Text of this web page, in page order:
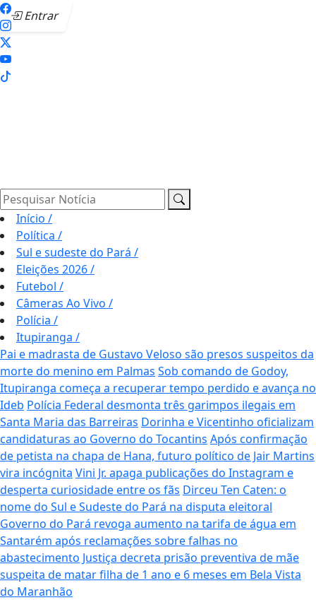
Entrar
Pesquisar Notícia
Início /
Política /
Sul e sudeste do Pará /
Eleições 2026/
Futebol /
Câmeras Ao Vivo /
Polícia /
Itupiranga /
Pai e madrasta de Gustavo Veloso são presos suspeitos da
morte do menino em Palmas Sob comando de Godoy,
Itupiranga começa a recuperar tempo perdido e avança no
Ideb Polícia Federal desmonta três garimpos ilegais em
Santa Maria das Barreiras Dorinha e Vicentinho oficializam
candidaturas ao Governo do Tocantins Após confirmação
de petista na chapa de Hana, futuro político de Jair Martins
vira incógnita Vini Jr. apaga publicações do Instagram e
desperta curiosidade entre os fãs Dirceu Ten Caten: o
nome do Sul e Sudeste do Pará na disputa eleitoral
Governo do Pará revoga aumento na tarifa de água em
Santarém após reclamações sobre falhas no
abastecimento Justiça decreta prisão preventiva de mãe
suspeita de matar filha de 1 ano e 6 meses em Bela Vista
do Maranhão